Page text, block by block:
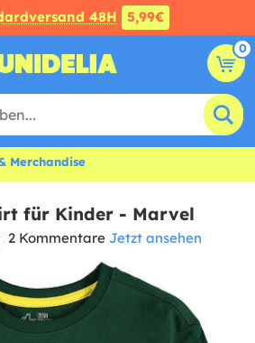
48H 5,99€
0
Merchandise
für Kinder - Marvel
2 Kommentare Jetzt ansehen